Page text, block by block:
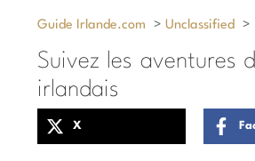
Guide Irlande.com > Unclassified >
Suivez les aventures
irlandais
X